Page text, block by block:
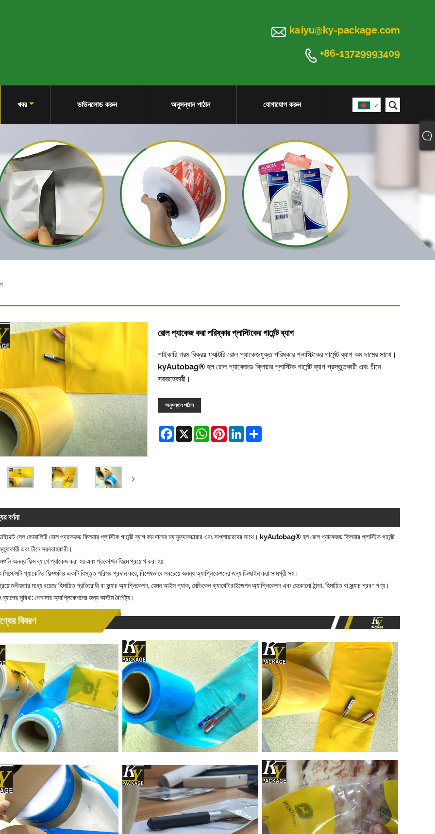
 kaiyu@ky-package.com
 +86-13729993409
 
খবর ডাউনলোড করুন অনুসন্ধান পাঠান যোগাযোগ করুন
রোল প্যাকেজ করা পরিষ্কার প্লাস্টিকের গার্মেন্ট ব্যাগ
পাইকারি গরম বিক্রয় ফ্যাক্টরি রোল প্যাকেজযুক্ত পরিষ্কার প্লাস্টিকের গার্মেন্ট ব্যাগ কম দামের সাথে।
kyAutobag® হল রোল প্যাকেজড ক্লিয়ার প্লাস্টিক গার্মেন্ট ব্যাগ প্রস্তুতকারী এবং চীনে
সরবরাহকারী।
অনুসন্ধান পাঠান
Facebook
X WhatsApp
Pinterest
LinkedIn
Share
বর্ণনা
সেল কোয়ালিটি রোল প্যাকেজড ক্লিয়ার প্লাস্টিক গার্মেন্ট ব্যাগ কম দামের ম্যানুফ্যাকচারার এবং সাপ্লায়ারদের সাথে। kyAutobag® হল রোল প্যাকেজড ক্লিয়ার প্লাস্টিক গার্মেন্ট
এবং চীনে সরবরাহকারী।
অনন্য ফিল্ম ব্যাগে প্যাকেজ করা হয় এবং প্রকৌশল ফিল্মে প্রয়োগ করা হয়
সিস্টেমটি প্যাকেজিং ফিল্মগুলির একটি বিস্তৃত পরিসর প্রদান করে, বিশেষভাবে সবচেয়ে অনন্য অ্যাপ্লিকেশনের জন্য ডিজাইন করা সামগ্রী সহ।
মধ্যে রয়েছে হিমায়িত প্রতিরোধী বা স্ক্র্যাচ অ্যাপ্লিকেশন, যেমন আইস প্যাক, মেডিকেল ক্যাথেটারাইজেশন অ্যাপ্লিকেশন এবং যেকোনো ঠান্ডা, হিমায়িত বা স্ক্র্যাচ প্রবণ পণ্য।
ব্যাগের সুবিধা: পেশাদার অ্যাপ্লিকেশনের জন্য কাস্টম বৈশিষ্ট্য।
বিবরণ